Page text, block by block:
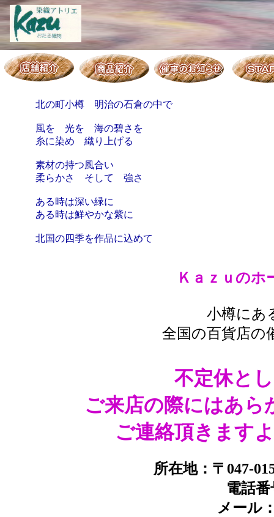
北の町小樽 明治の石倉の中で
風を 光を 海の碧さを
糸に染め 織り上げる
素材の持つ風合い
柔らかさ そして 強さ
ある時は深い緑に
ある時は鮮やかな紫に
北国の四季を作品に込めて
Ｋａｚｕのホ
小樽にあ
全国の百貨店の
不定休と
ご来店の際にはあら
ご連絡頂きます
所在地：〒047-
電話番
メール